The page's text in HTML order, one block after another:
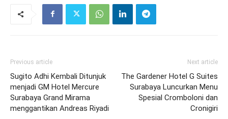
Previous article
Sugito Adhi Kembali Ditunjuk
menjadi GM Hotel Mercure
Surabaya Grand Mirama
menggantikan Andreas Riyadi
Next article
The Gardener Hotel G Suites
Surabaya Luncurkan Menu
Spesial Cromboloni dan
Cronigiri